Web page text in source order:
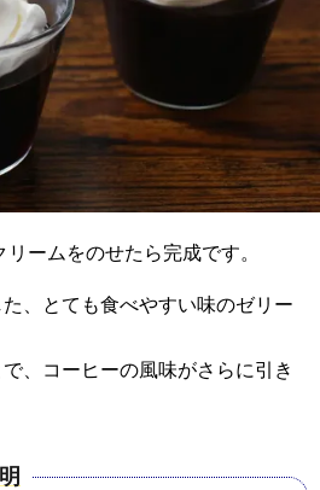
リームをのせたら完成です。
、とても食べやすい味のゼリー
、コーヒーの風味がさらに引き